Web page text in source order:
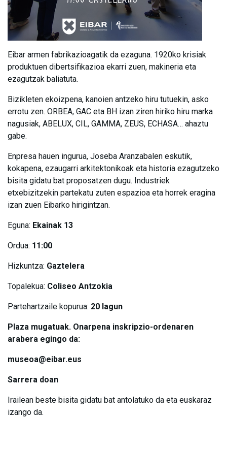
Eibar armen fabrikazioagatik da ezaguna. 1920ko krisiak
produktuen dibertsifikazioa ekarri zuen, makineria eta
ezagutzak baliatuta.
Bizikleten ekoizpena, kanoien antzeko hiru tutuekin, asko
errotu zen. ORBEA, GAC eta BH izan ziren hiriko hiru marka
nagusiak, ABELUX, CIL, GAMMA, ZEUS, ECHASA… ahaztu
gabe.
Enpresa hauen ingurua, Joseba Aranzabalen eskutik,
kokapena, ezaugarri arkitektonikoak eta historia ezagutzeko
bisita gidatu bat proposatzen dugu. Industriek
etxebizitzekin partekatu zuten espazioa eta horrek eragina
izan zuen Eibarko hirigintzan.
Eguna: Ekainak 13
Ordua: 11:00
Hizkuntza: Gaztelera
Topalekua: Coliseo Antzokia
Partehartzaile kopurua: 20 lagun
Plaza mugatuak. Onarpena inskripzio-ordenaren
arabera egingo da:
museoa@eibar.eus
Sarrera doan
Irailean beste bisita gidatu bat antolatuko da eta euskaraz
izango da.